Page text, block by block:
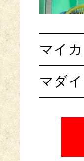
マイカ
マダイ